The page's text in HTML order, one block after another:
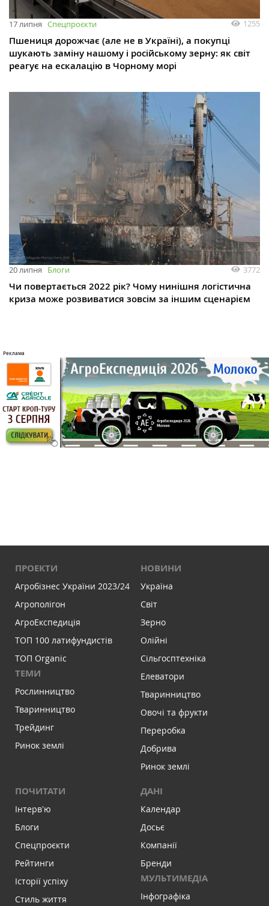
17 липня Спецпроєкти 1255
Пшениця дорожчає (але не в Україні), а покупці
шукають заміну нашому і російському зерну: як світ
реагує на ескалацію в Чорному морі
20 липня Блоги 3772
Чи повертається 2022 рік? Чому нинішня логістична
криза може розвиватися зовсім за іншим сценарієм
ПРОЕКТИ
Агробізнес України 2023/24
Агрополігон
АгроЕкспедиція
ТОП 100 латифундистів
ТОП Organic
ТЕМИ
Рослинництво
Тваринництво
Трейдинг
Ринок землі
НОВИНИ
Україна
Світ
Зерно
Олійні
Сільгосптехніка
Елеватори
Тваринництво
Овочі та фрукти
Переробка
Добрива
Ринок землі
ПОЧИТАТИ
Інтервʼю
Блоги
Спецпроєкти
Рейтинги
Історії успіху
Стиль життя
ДАНІ
Календар
Досьє
Компанії
Бренди
МУЛЬТИМЕДІА
Інфографіка